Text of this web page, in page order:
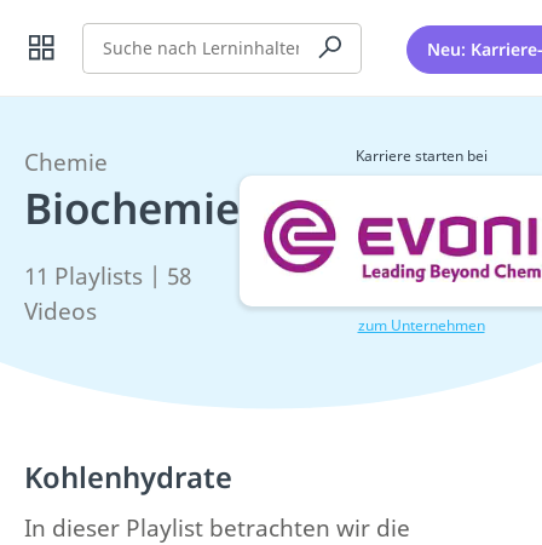
Suche Neu:
Chemie
Biochemie
11 Playlists | 58
Videos
Karriere starten bei
zum Unternehmen
Kohlenhydrate
In dieser Playlist betrachten wir die